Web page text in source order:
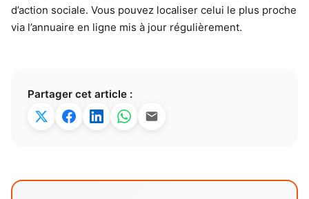
d’action sociale. Vous pouvez localiser celui le plus proche
via l’annuaire en ligne mis à jour régulièrement.
Partager cet article :